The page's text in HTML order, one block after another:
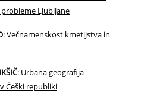
Ljubljane
:Večnamenskost kmetijstva in
: Urbana geografija
Češki republiki